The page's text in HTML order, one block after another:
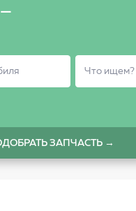
ЗАПЧАСТЬ →